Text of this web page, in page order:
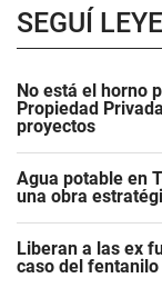
SEGUÍ
No está el horno
Propiedad
proyectos
Agua potable en
una obra
Liberan a las ex
caso del